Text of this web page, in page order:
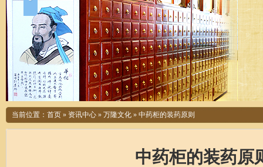
当前位置： 首页 » 资讯中心 » 万隆文化 » 中药柜的装药原则
中药柜的装药原